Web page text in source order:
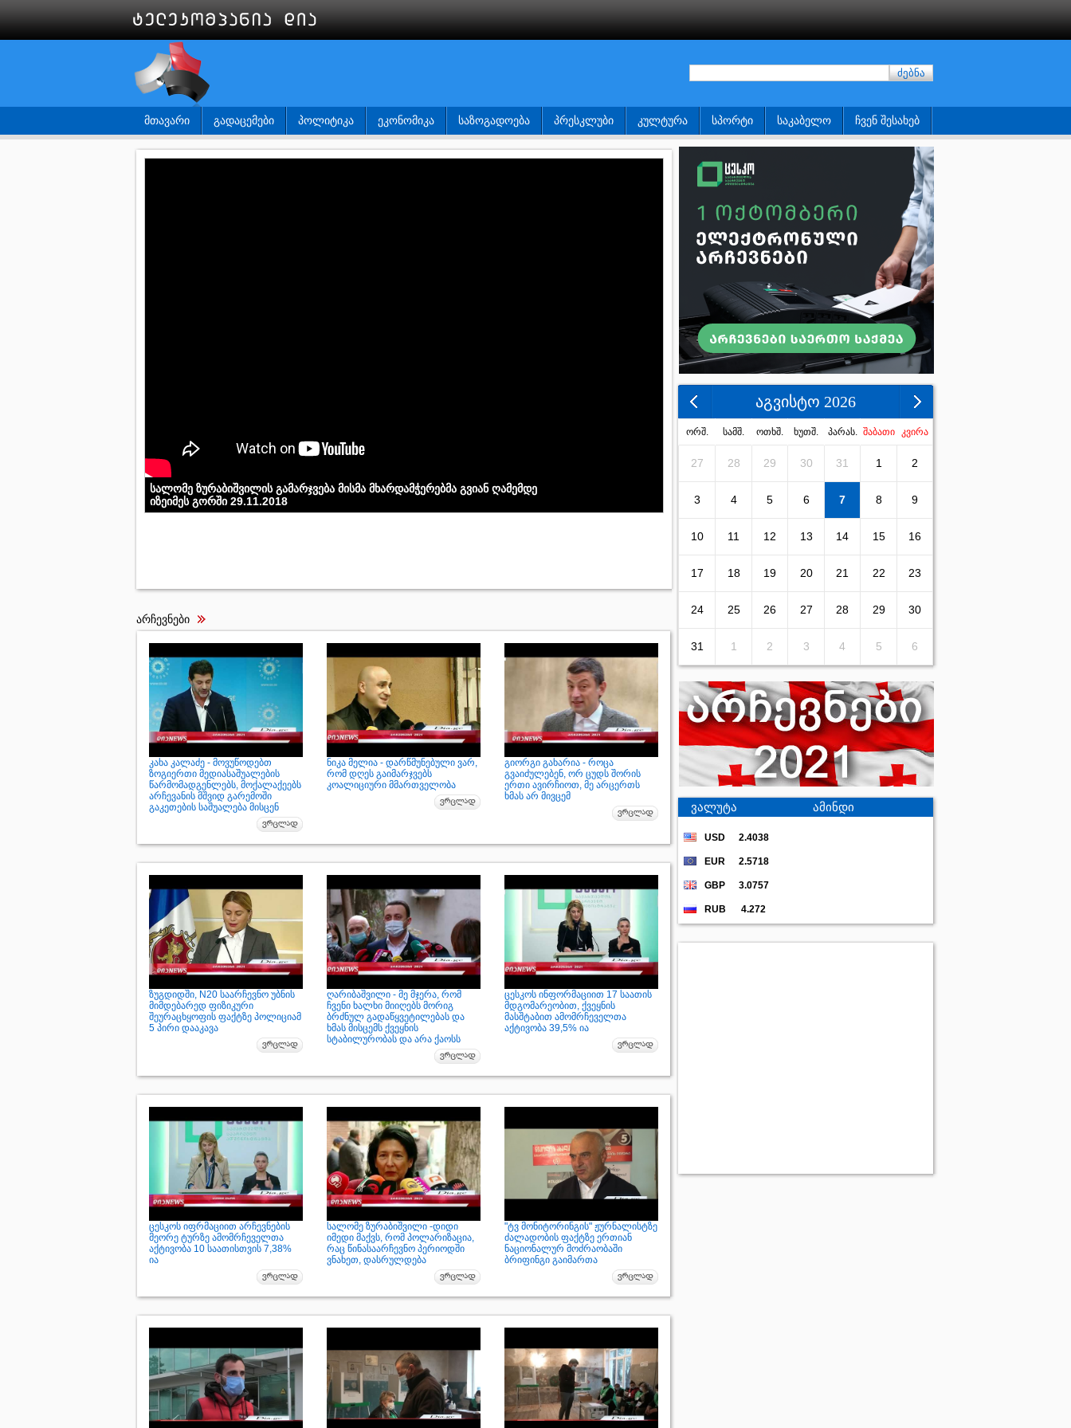
ძებნა
ᲛᲗᲐᲕᲐᲠᲘ ᲒᲐᲓᲐᲪᲔᲛᲔᲑᲘ ᲞᲝᲚᲘᲢᲘᲙᲐ ᲔᲙᲝᲜᲝᲛᲘᲙᲐ ᲡᲐᲖᲝᲒᲐᲓᲝᲔᲑᲐ ᲞᲠᲔᲡᲙᲚᲣᲑᲘ ᲙᲣᲚᲢᲣᲠᲐ ᲡᲞᲝᲠᲢᲘ ᲡᲐᲙᲐᲑᲔᲚᲝ ᲩᲕᲔᲜ ᲨᲔᲡᲐᲮᲔᲑ
სალომე ზურაბიშვილის გამარჯვება მისმა მხარდამჭერებმა გვიან ღამემდე
იზეიმეს გორში 29.11.2018
არჩევნები
კახა კალაძე - მოვუწოდებთ
ზოგიერთი მედიასაშუალების
წარმომადგენლებს, მოქალაქეებს
არჩევანის მშვიდ გარემოში
გაკეთების საშუალება მისცენ
ნიკა მელია - დარწმუნებული ვარ,
რომ დღეს გაიმარჯვებს
კოალიციური მმართველობა
გიორგი გახარია - როცა
გვაიძულებენ, ორ ცუდს შორის
ერთი ავირჩიოთ, მე არცერთს
ხმას არ მივცემ
ზუგდიდში, N20 საარჩევნო უბნის
მიმდებარედ ფიზიკური
შეურაცხყოფის ფაქტზე პოლიციამ
5 პირი დააკავა
ღარიბაშვილი - მე მჯერა, რომ
ჩვენი ხალხი მიიღებს მორიგ
ბრძნულ გადაწყვეტილებას და
ხმას მისცემს ქვეყნის
სტაბილურობას და არა ქაოსს
ცესკოს ინფორმაციით 17 საათის
მდგომარეობით, ქვეყნის
მასშტაბით ამომრჩეველთა
აქტივობა 39,5% ია
ცესკოს იფრმაციით არჩევნების
მეორე ტურზე ამომრჩეველთა
აქტივობა 10 საათისთვის 7,38%
ია
სალომე ზურაბიშვილი -დიდი
იმედი მაქვს, რომ პოლარიზაცია,
რაც წინასაარჩევნო პერიოდში
ვნახეთ, დასრულდება
"ტვ მონიტორინგის" ჟურნალისტზე
ძალადობის ფაქტზე ერთიან
ნაციონალურ მოძრაობაში
ბრიფინგი გაიმართა
აგვისტო 2026
ორშ. სამშ. ოთხშ. ხუთშ. პარას. შაბათი კვირა
27 28 29 30 31 1 2
3 4 5 6 7 8 9
10 11 12 13 14 15 16
17 18 19 20 21 22 23
24 25 26 27 28 29 30
31 1 2 3 4 5 6
ვალუტა ამინდი
USD 2.4038
EUR 2.5718
GBP 3.0757
RUB 4.272